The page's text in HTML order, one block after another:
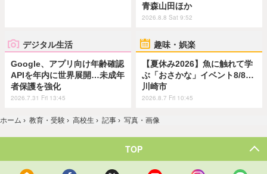
青森山田ほか
2026.8.8 Sat 9:52
デジタル生活
Google、アプリ向け年齢確認
APIを年内に世界展開…未成年
者保護を強化
2026.7.31 Fri 13:45
趣味・娯楽
【夏休み2026】魚に触れて学
ぶ「おさかな」イベント8/8…
川崎市
2026.8.7 Fri 10:45
ホーム › 教育・受験 › 高校生 › 記事 › 写真・画像
TOP